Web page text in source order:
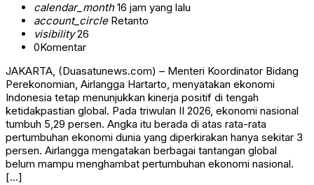
calendar_month16 jam yang lalu
account_circleRetanto
visibility26
0Komentar
JAKARTA, (Duasatunews.com) – Menteri Koordinator Bidang
Perekonomian, Airlangga Hartarto, menyatakan ekonomi
Indonesia tetap menunjukkan kinerja positif di tengah
ketidakpastian global. Pada triwulan II 2026, ekonomi nasional
tumbuh 5,29 persen. Angka itu berada di atas rata-rata
pertumbuhan ekonomi dunia yang diperkirakan hanya sekitar 3
persen. Airlangga mengatakan berbagai tantangan global
belum mampu menghambat pertumbuhan ekonomi nasional.
[…]